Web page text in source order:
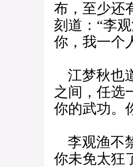
布，至少还
刻道：“李
你，我一个
江梦秋也
之间，任选
你的武功。
李观渔不
你未免太狂